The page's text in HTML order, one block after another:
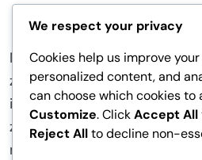
Kamerun
3
Niemcy okazały się
zdobywając dziewięć goli,
i Portugalia zajęły drugie
zdobywając sześć goli, ale
miał trudności w obronie,
We respect your privacy
Cookies help us improve
personalized content, and
can choose which cookies to
Customize. ClickAccept All
Reject Allto decline non-